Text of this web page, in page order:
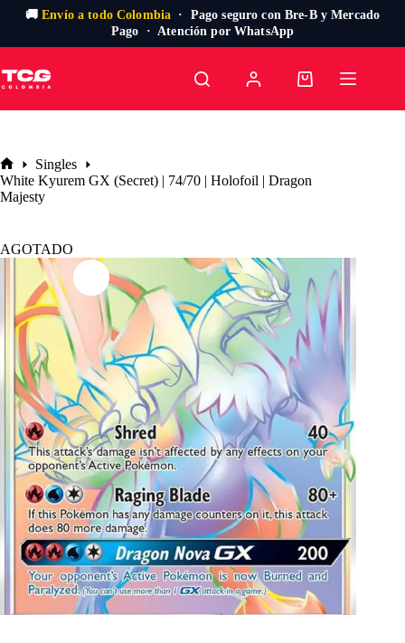
🚚Envío a todo Colombia · Pago seguro con Bre-B y Mercado
Pago · Atención por WhatsApp
al
contenido
Carro
Inicio
Singles
White Kyurem GX (Secret) | 74/70 | Holofoil | Dragon
Majesty
AGOTADO